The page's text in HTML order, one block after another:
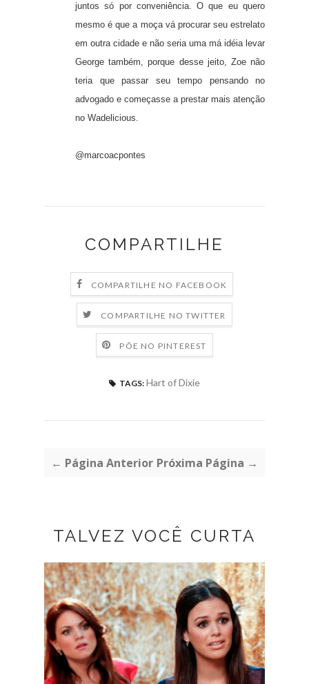
juntos só por conveniência. O que eu quero
mesmo é que a moça vá procurar seu estrelato
em outra cidade e não seria uma má idéia levar
George também, porque desse jeito, Zoe não
teria que passar seu tempo pensando no
advogado e começasse a prestar mais atenção
no Wadelicious.
@marcoacpontes
COMPARTILHE
COMPARTILHE NO FACEBOOK
COMPARTILHE NO TWITTER
PÕE NO PINTEREST
TAGS: Hart of Dixie
← Página Anterior Próxima Página →
TALVEZ VOCÊ CURTA